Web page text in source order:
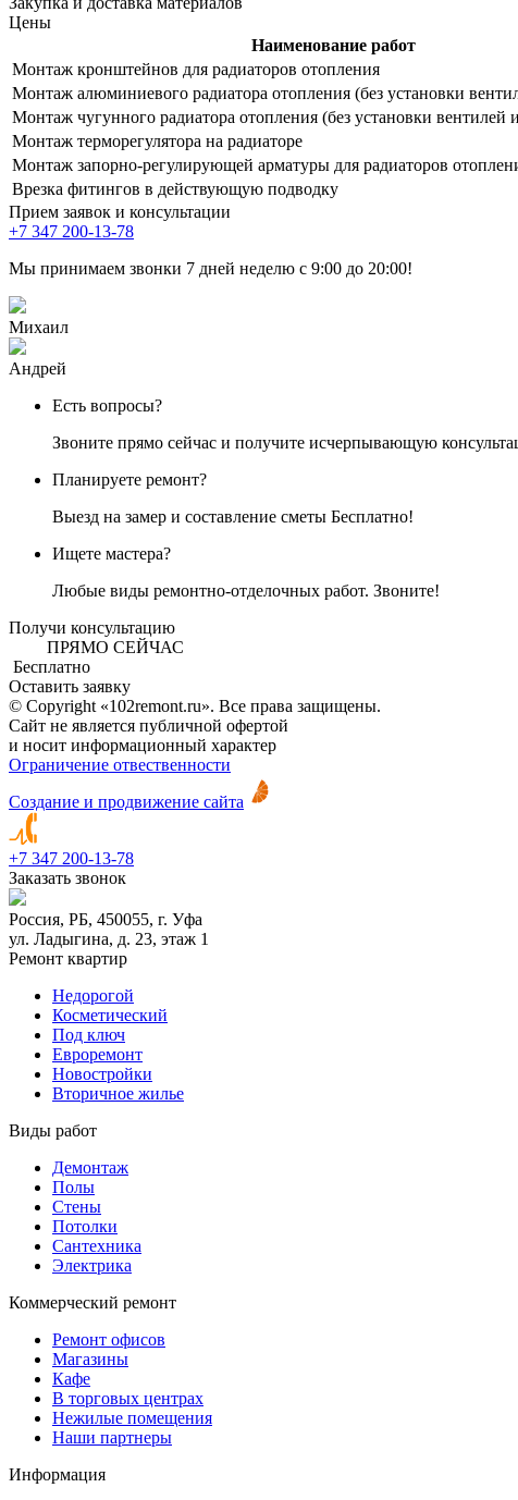
Цены
Наименование работ
Монтаж кронштейнов для радиаторов отопления
Монтаж алюминиевого радиатора отопления (без установки
Монтаж чугунного радиатора отопления (без установки вентилей
Монтаж терморегулятора на радиаторе
Монтаж запорно-регулирующей арматуры для радиаторов
Врезка фитингов в действующую подводку
Прием заявок и консультации
+7 347 200-13-78
Мы принимаем звонки 7 дней неделю с 9:00 до 20:00!
Михаил
Андрей
Есть вопросы?
Звоните прямо сейчас и получите исчерпывающую
Планируете ремонт?
Выезд на замер и составление сметы Бесплатно!
Ищете мастера?
Любые виды ремонтно-отделочных работ. Звоните!
Получи консультацию
ПРЯМО СЕЙЧАС
Бесплатно
Оставить заявку
© Copyright «102remont.ru». Все права защищены.
Сайт не является публичной офертой
и носит информационный характер
Ограничение отвественности
Создание и продвижение сайта
+7 347 200-13-78
Заказать звонок
Россия, РБ, 450055, г. Уфа
ул. Ладыгина, д. 23, этаж 1
Ремонт квартир
Недорогой
Косметический
Под ключ
Евроремонт
Новостройки
Вторичное жилье
Виды работ
Демонтаж
Полы
Стены
Потолки
Сантехника
Электрика
Коммерческий ремонт
Ремонт офисов
Магазины
Кафе
В торговых центрах
Нежилые помещения
Наши партнеры
Информация